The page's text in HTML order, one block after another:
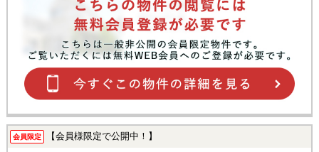
会員限定 【会員様限定で公開中！】